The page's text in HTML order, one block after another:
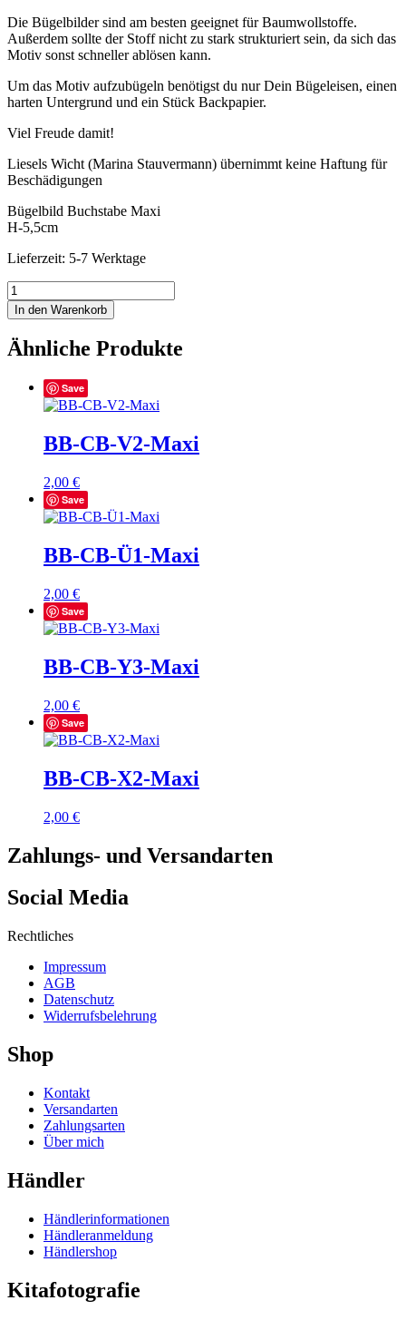
Die Bügelbilder sind am besten geeignet für Baumwollstoffe.
Außerdem sollte der Stoff nicht zu stark strukturiert sein, da sich das
Motiv sonst schneller ablösen kann.
Um das Motiv aufzubügeln benötigst du nur Dein Bügeleisen, einen
harten Untergrund und ein Stück Backpapier.
Viel Freude damit!
Liesels Wicht (Marina Stauvermann) übernimmt keine Haftung für
Beschädigungen
Bügelbild Buchstabe Maxi
H-5,5cm
Lieferzeit: 5-7 Werktage
BB-
CB-
M2-
Maxi
Menge
In den Warenkorb
Ähnliche Produkte
Save
BB-CB-V2-Maxi
2,00 €
Save
BB-CB-Ü1-Maxi
2,00 €
Save
BB-CB-Y3-Maxi
2,00 €
Save
BB-CB-X2-Maxi
2,00 €
Zahlungs- und Versandarten
Social Media
Rechtliches
Impressum
AGB
Datenschutz
Widerrufsbelehrung
Shop
Kontakt
Versandarten
Zahlungsarten
Über mich
Händler
Händlerinformationen
Händleranmeldung
Händlershop
Kitafotografie